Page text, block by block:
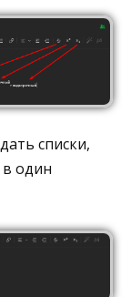
списки,
один